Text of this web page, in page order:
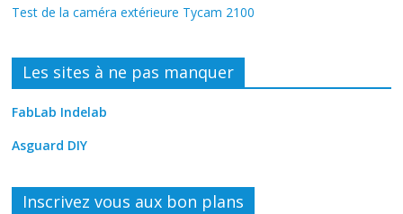
Test de la caméra extérieure Tycam 2100
Les sites à ne pas manquer
FabLab Indelab
Asguard DIY
Inscrivez vous aux bon plans